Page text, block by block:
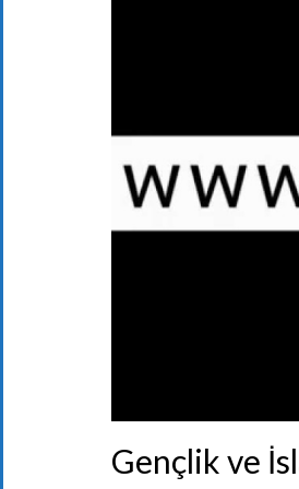
Gençlik ve